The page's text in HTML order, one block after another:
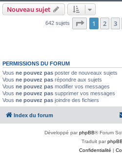
Nouveau sujet
642 sujets Page 1sur26
1 2 3
PERMISSIONS DU FORUM
Vous ne pouvez pas poster de nouveaux sujets
Vous ne pouvez pas répondre aux sujets
Vous ne pouvez pas modifier vos messages
Vous ne pouvez pas supprimer vos messages
Vous ne pouvez pas joindre des fichiers
Index du forum
Développé parphpBB® Forum
Traduit par
Confidentialité |